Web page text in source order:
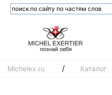
Michelex.ru / Каталог